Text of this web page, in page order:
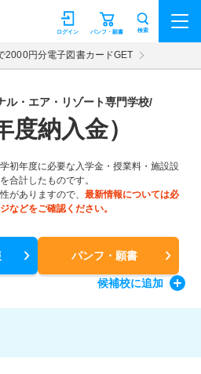
パンフ・願書
ログイン 検索
2000円分電子図書カードGET
ル・エア・リゾート専門学校/
度納入金）
初年度に必要な入学金・授業料・施設設
合計したものです。
がありますので、 最新情報については必
などをご確認ください。
パンフ・願書
候補校に追加